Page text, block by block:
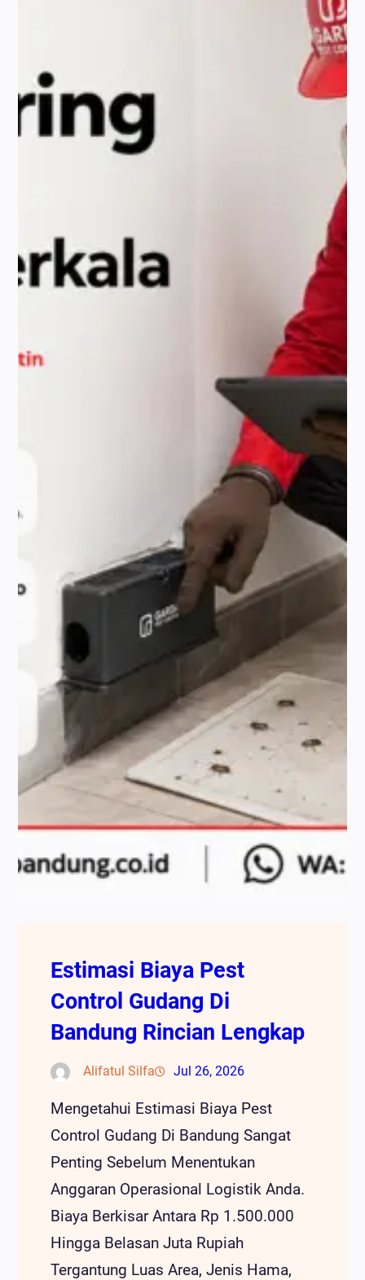
Estimasi Biaya Pest
Control Gudang Di
Bandung Rincian Lengkap
Alifatul Silfa Jul 26, 2026
Mengetahui Estimasi Biaya Pest
Control Gudang Di Bandung Sangat
Penting Sebelum Menentukan
Anggaran Operasional Logistik Anda.
Biaya Berkisar Antara Rp 1.500.000
Hingga Belasan Juta Rupiah
Tergantung Luas Area, Jenis Hama,